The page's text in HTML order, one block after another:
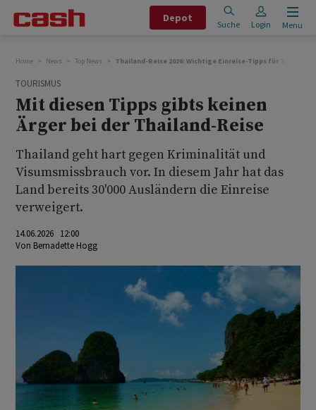
Depot
Suche Login Menu
Home News Top News Thailand-Reise 2026: Wichtige Einreise-Tipps für Touristen
TOURISMUS
Mit diesen Tipps gibts keinen
Ärger bei der Thailand-Reise
Thailand geht hart gegen Kriminalität und
Visumsmissbrauch vor. In diesem Jahr hat das
Land bereits 30'000 Ausländern die Einreise
verweigert.
14.06.2026 12:00
Von Bernadette Hogg